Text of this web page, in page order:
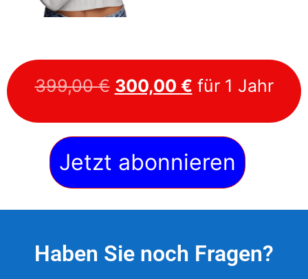
399,00€ 300,00 € für 1 Jahr
Jetzt abonnieren
Haben Sie noch Fragen?